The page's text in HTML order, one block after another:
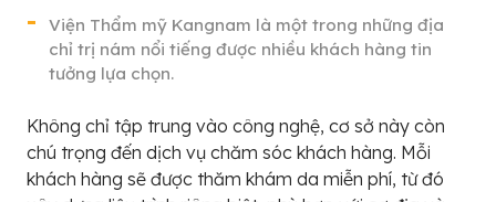
Viện Thẩm mỹ Kangnam là một trong những địa
chỉ trị nám nổi tiếng được nhiều khách hàng tin
tưởng lựa chọn.
Không chỉ tập trung vào công nghệ, cơ sở này còn
chú trọng đến dịch vụ chăm sóc khách hàng. Mỗi
khách hàng sẽ được thăm khám da miễn phí, từ đó